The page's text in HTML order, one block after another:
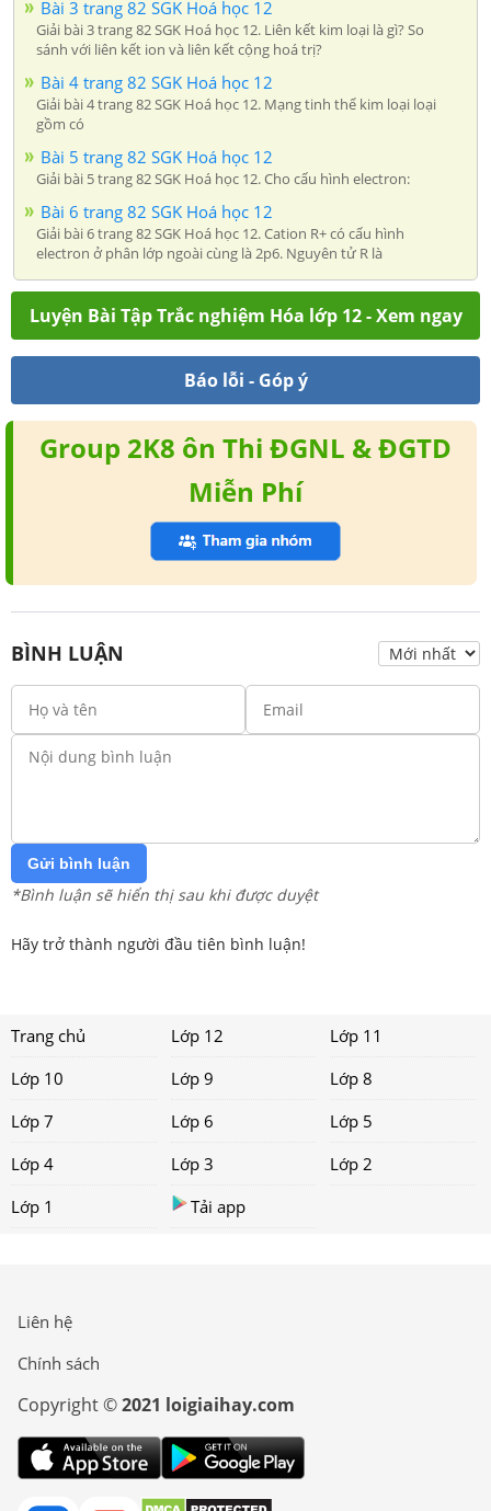
Bài 3 trang 82 SGK Hoá học 12
Giải bài 3 trang 82 SGK Hoá học 12. Liên kết kim loại là gì? So
sánh với liên kết ion và liên kết cộng hoá trị?
Bài 4 trang 82 SGK Hoá học 12
Giải bài 4 trang 82 SGK Hoá học 12. Mạng tinh thể kim loại loại
gồm có
Bài 5 trang 82 SGK Hoá học 12
Giải bài 5 trang 82 SGK Hoá học 12. Cho cấu hình electron:
Bài 6 trang 82 SGK Hoá học 12
Giải bài 6 trang 82 SGK Hoá học 12. Cation R+ có cấu hình
electron ở phân lớp ngoài cùng là 2p6. Nguyên tử R là
Luyện Bài Tập Trắc nghiệm Hóa lớp 12 - Xem ngay
Báo lỗi - Góp ý
Group 2K8 ôn Thi ĐGNL & ĐGTD
Miễn Phí
BÌNH LUẬN
Gửi bình luận
*Bình luận sẽ hiển thị sau khi được duyệt
Hãy trở thành người đầu tiên bình luận!
Trang chủ Lớp 12
Lớp 11
Lớp 10
Lớp 9
Lớp 8
Lớp 7
Lớp 6
Lớp 5
Lớp 4
Lớp 3
Lớp 2
Lớp 1
Tải app
Liên hệ
Chính sách
Copyright ©2021 loigiaihay.com